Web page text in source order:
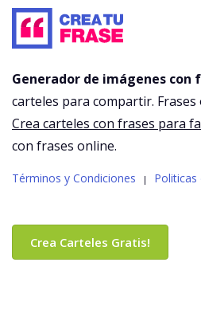
Generador de imágenes con
carteles para compartir.
Crea carteles con frases para
con frases online.
Términos y Condiciones | Politicas
Crea Carteles Gratis!